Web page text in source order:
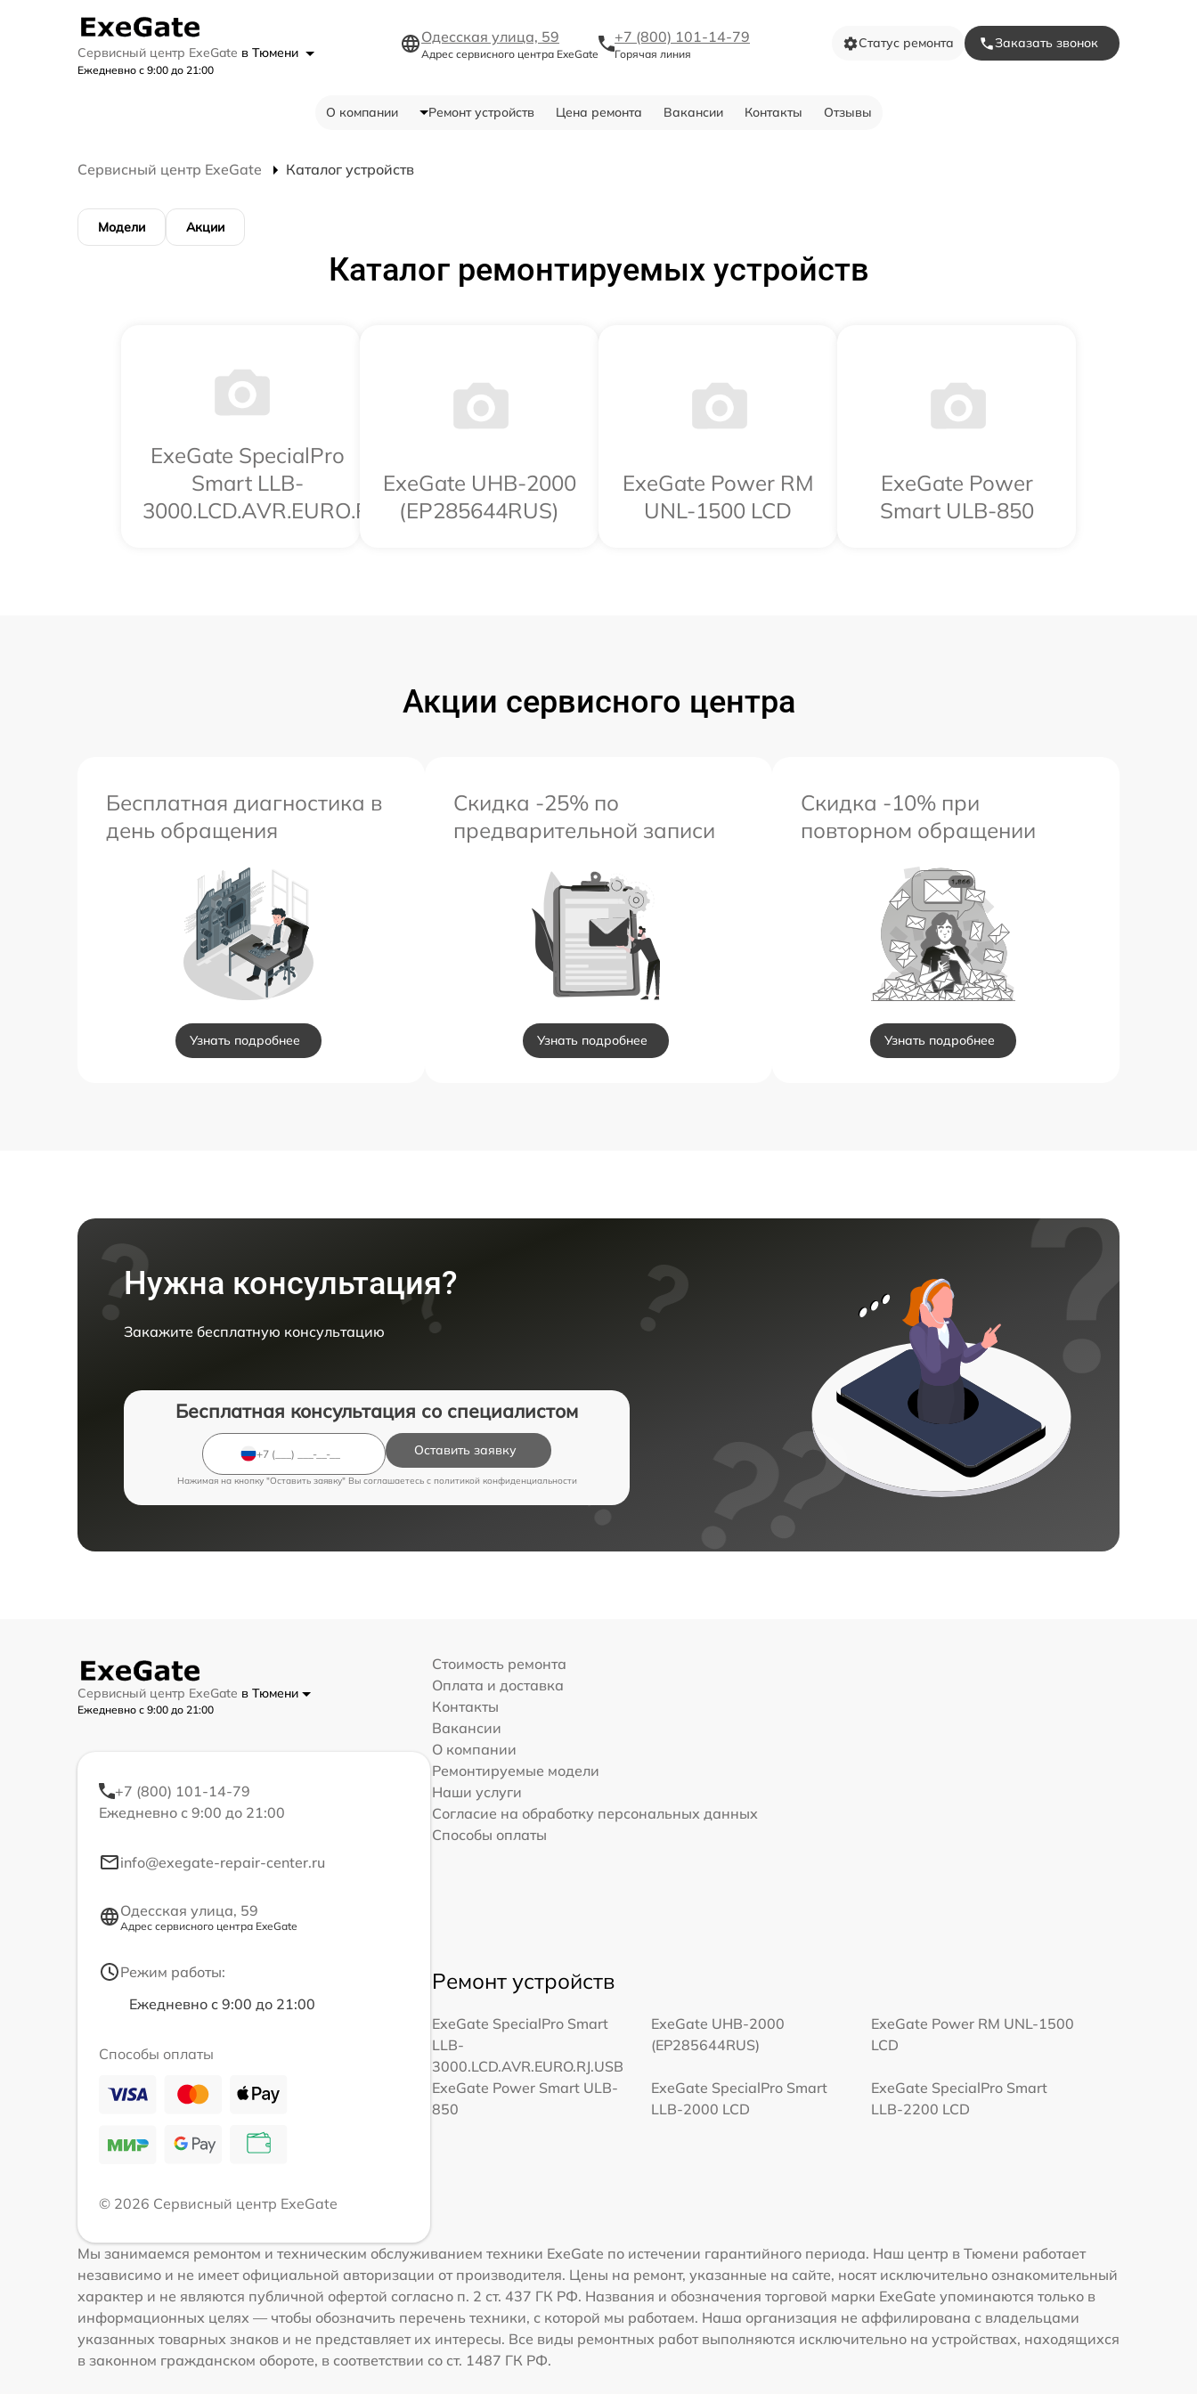
Сервисный центр ExeGate в Тюмени
Ежедневно с 9:00 до 21:00
Одесская улица, 59
Адрес сервисного центра ExeGate
+7 (800) 101-14-79
Горячая линия
Статус ремонта Заказать звонок
О компании Ремонт устройств Цена ремонта Вакансии Контакты Отзывы
Сервисный центр ExeGate Каталог устройств
Модели Акции
Каталог ремонтируемых устройств
ExeGate SpecialPro
Smart LLB-
3000.LCD.AVR.EURO.RJ.USB
ExeGate UHB-2000
(EP285644RUS)
ExeGate Power RM
UNL-1500 LCD
ExeGate Power
Smart ULB-850
Акции сервисного центра
Бесплатная диагностика в
день обращения
Узнать подробнее
Скидка -25% по
предварительной записи
Узнать подробнее
Скидка -10% при
повторном обращении
Узнать подробнее
Нужна консультация?
Закажите бесплатную консультацию
Бесплатная консультация со специалистом
Оставить заявку
Нажимая на кнопку "Оставить заявку" Вы соглашаетесь c политикой конфиденциальности
Сервисный центр ExeGate в Тюмени
Ежедневно с 9:00 до 21:00
+7 (800) 101-14-79
Ежедневно с 9:00 до 21:00
info@exegate-repair-center.ru
Одесская улица, 59
Адрес сервисного центра ExeGate
Режим работы:
Ежедневно с 9:00 до 21:00
Способы оплаты
© 2026 Сервисный центр ExeGate
Стоимость ремонта
Оплата и доставка
Контакты
Вакансии
О компании
Ремонтируемые модели
Наши услуги
Согласие на обработку персональных данных
Способы оплаты
Ремонт устройств
ExeGate SpecialPro Smart
LLB-
3000.LCD.AVR.EURO.RJ.USB
ExeGate UHB-2000
(EP285644RUS)
ExeGate Power RM UNL-1500
LCD
ExeGate Power Smart ULB-
850
ExeGate SpecialPro Smart
LLB-2000 LCD
ExeGate SpecialPro Smart
LLB-2200 LCD
Мы занимаемся ремонтом и техническим обслуживанием техники ExeGate по истечении гарантийного периода. Наш центр в Тюмени работает
независимо и не имеет официальной авторизации от производителя. Цены на ремонт, указанные на сайте, носят исключительно ознакомительный
характер и не являются публичной офертой согласно п. 2 ст. 437 ГК РФ. Названия и обозначения торговой марки ExeGate упоминаются только в
информационных целях — чтобы обозначить перечень техники, с которой мы работаем. Наша организация не аффилирована с владельцами
указанных товарных знаков и не представляет их интересы. Все виды ремонтных работ выполняются исключительно на устройствах, находящихся
в законном гражданском обороте, в соответствии со ст. 1487 ГК РФ.